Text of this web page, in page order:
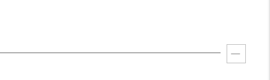
remove